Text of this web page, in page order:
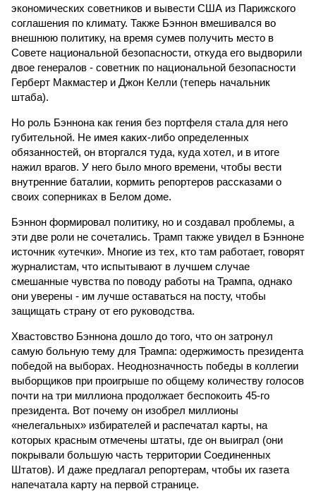
экономических советников и вывести США из Парижского
соглашения по климату. Также Бэннон вмешивался во
внешнюю политику, на время сумев получить место в
Совете национальной безопасности, откуда его выдворили
двое генералов - советник по национальной безопасности
Герберт Макмастер и Джон Келли (теперь начальник
штаба).
Но роль Бэннона как гения без портфеля стала для него
губительной. Не имея каких-либо определенных
обязанностей, он вторгался туда, куда хотел, и в итоге
нажил врагов. У него было много времени, чтобы вести
внутренние баталии, кормить репортеров рассказами о
своих соперниках в Белом доме.
Бэннон формировал политику, но и создавал проблемы, а
эти две роли не сочетались. Трамп также увидел в Бэнноне
источник «утечки». Многие из тех, кто там работает, говорят
журналистам, что испытывают в лучшем случае
смешанные чувства по поводу работы на Трампа, однако
они уверены - им лучше оставаться на посту, чтобы
защищать страну от его руководства.
Хвастовство Бэннона дошло до того, что он затронул
самую больную тему для Трампа: одержимость президента
победой на выборах. Неоднозначность победы в коллегии
выборщиков при проигрыше по общему количеству голосов
почти на три миллиона продолжает беспокоить 45-го
президента. Вот почему он изобрел миллионы
«нелегальных» избирателей и распечатал карты, на
которых красным отмечены штаты, где он выиграл (они
покрывали большую часть территории Соединенных
Штатов). И даже предлагал репортерам, чтобы их газета
напечатала карту на первой странице.